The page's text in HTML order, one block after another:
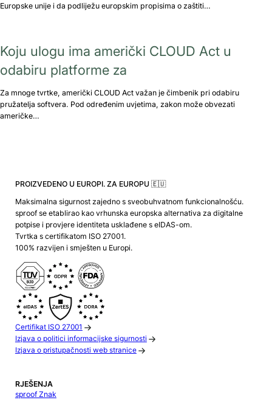
Europske unije i da podliježu europskim propisima o zaštiti…
Koju ulogu ima američki CLOUD Act u
odabiru platforme za
Za mnoge tvrtke, američki CLOUD Act važan je čimbenik pri odabiru
pružatelja softvera. Pod određenim uvjetima, zakon može obvezati
američke…
PROIZVEDENO U EUROPI. ZA EUROPU 🇪🇺
Maksimalna sigurnost zajedno s sveobuhvatnom funkcionalnošću.
sproof se etablirao kao vrhunska europska alternativa za digitalne
potpise i provjere identiteta usklađene s eIDAS-om.
Tvrtka s certifikatom ISO 27001.
100% razvijen i smješten u Europi.
Certifikat ISO 27001
Izjava o politici informacijske sigurnosti
Izjava o pristupačnosti web stranice
RJEŠENJA
sproof Znak